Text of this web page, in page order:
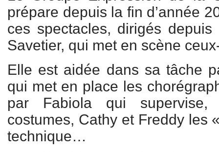
prépare depuis la fin d’année
ces spectacles, dirigés
Savetier, qui met en scène
Elle est aidée dans sa tâche
qui met en place les
par Fabiola qui
costumes, Cathy et Freddy les
technique…